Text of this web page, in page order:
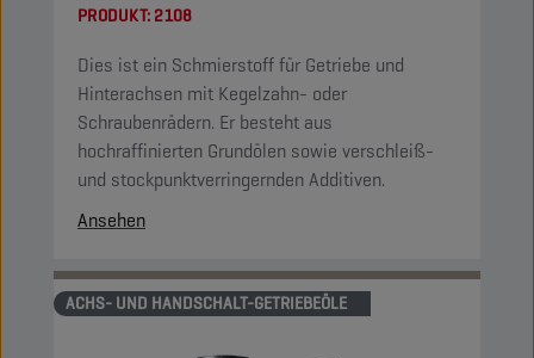
PRODUKT:2108
Dies ist ein Schmierstoff für Getriebe und
Hinterachsen mit Kegelzahn- oder
Schraubenrädern. Er besteht aus
hochraffinierten Grundölen sowie verschleiß-
und stockpunktverringernden Additiven.
Ansehen
ACHS- UND HANDSCHALT-GETRIEBEÖLE